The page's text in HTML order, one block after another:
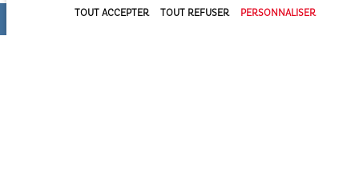
d’Arcachon exerce les activités liées à ses
TOUT ACCEPTER TOUT REFUSER PERSONNALISER